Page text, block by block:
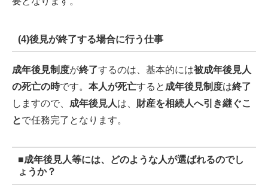
(4)後見が終了する場合に行う仕事
成年後見制度が終了するのは、基本的には被成年後見人
の死亡の時です。 本人が死亡すると 成年後見制度は終了
しますので、 成年後見人は、 財産を相続人へ引き継ぐこ
とで任務完了となります。
■成年後見人等には、どのような人が選ばれるのでし
ょうか？